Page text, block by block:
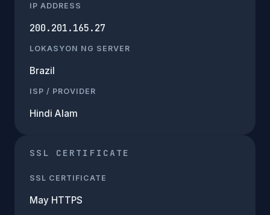
IP ADDRESS
200.201.165.27
LOKASYON NG SERVER
Brazil
ISP / PROVIDER
Hindi Alam
SSL CERTIFICATE
SSL CERTIFICATE
May HTTPS